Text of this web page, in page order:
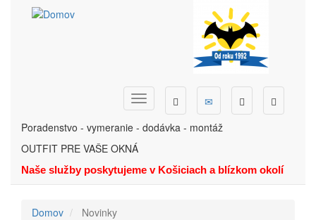
Telefón
Hľadať
Menu
Ponuka
Poradenstvo - vymeranie - dodávka - montáž
OUTFIT PRE VAŠE OKNÁ
Naše služby poskytujeme v Košiciach a blízkom okolí
Domov Novinky